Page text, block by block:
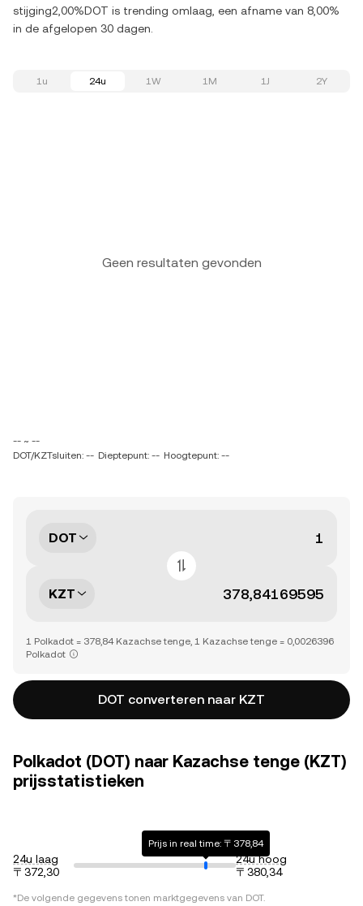
stijging2,00%DOT is trending omlaag, een afname van 8,00%
in de afgelopen 30 dagen.
1u 24u 1W 1M 1J 2Y
Geen resultaten gevonden
-- ~ --
DOT/KZTsluiten: -- Dieptepunt: -- Hoogtepunt: --
DOT
KZT
1 Polkadot = 378,84 Kazachse tenge, 1 Kazachse tenge = 0,0026396
Polkadot
DOT converteren naar KZT
Polkadot (DOT) naar Kazachse tenge (KZT)
prijsstatistieken
24u laag
〒372,30
Prijs in real time: 〒378,84
24u hoog
〒380,34
*De volgende gegevens tonen marktgegevens van DOT.